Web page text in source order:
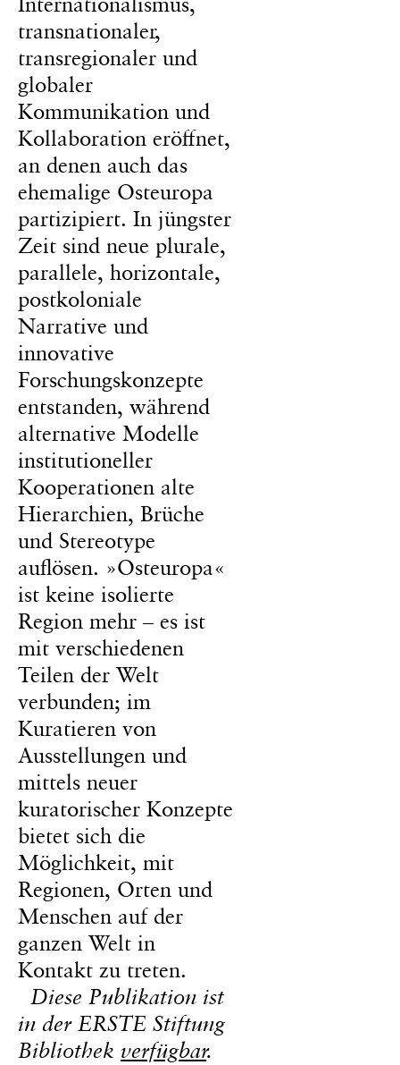
transnationaler,
transregionaler und
globaler
Kommunikation und
Kollaboration eröffnet,
an denen auch das
ehemalige Osteuropa
partizipiert. In jüngster
Zeit sind neue plurale,
parallele, horizontale,
postkoloniale
Narrative und
innovative
Forschungskonzepte
entstanden, während
alternative Modelle
institutioneller
Kooperationen alte
Hierarchien, Brüche
und Stereotype
auflösen. »Osteuropa«
ist keine isolierte
Region mehr – es ist
mit verschiedenen
Teilen der Welt
verbunden; im
Kuratieren von
Ausstellungen und
mittels neuer
kuratorischer Konzepte
bietet sich die
Möglichkeit, mit
Regionen, Orten und
Menschen auf der
ganzen Welt in
Kontakt zu treten.
Diese Publikation ist
in der ERSTE Stiftung
Bibliothekverfügbar.